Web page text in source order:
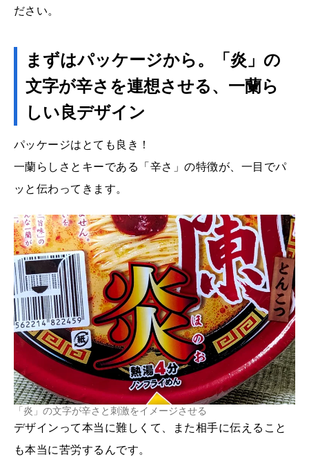
ださい。
まずはパッケージから。「炎」の
文字が辛さを連想させる、一蘭ら
しい良デザイン
パッケージはとても良き！
一蘭らしさとキーである「辛さ」の特徴が、一目でパ
ッと伝わってきます。
「炎」の文字が辛さと刺激をイメージさせる
デザインって本当に難しくて、また相手に伝えること
も本当に苦労するんです。